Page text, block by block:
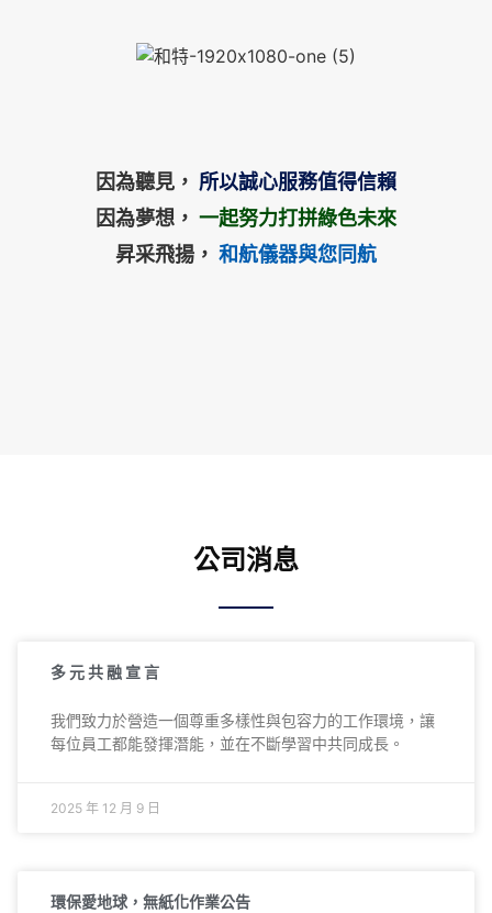
因為聽見， 所以誠心服務值得信賴
因為夢想， 一起努力打拼綠色未來
昇采飛揚， 和航儀器與您同航
公司消息
多 元 共 融 宣 言
我們致力於營造一個尊重多樣性與包容力的工作環境，讓
每位員工都能發揮潛能，並在不斷學習中共同成長。
2025 年 12 月 9 日
環保愛地球，無紙化作業公告